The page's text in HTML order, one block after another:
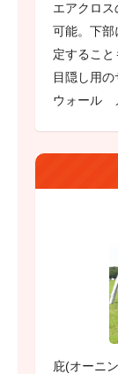
エアクロ
可能。下部
定すること
目隠し用
ウォール
庇(オーニ